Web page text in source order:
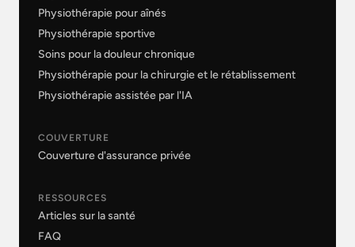
Physiothérapie pour aînés
Physiothérapie sportive
Soins pour la douleur chronique
Physiothérapie pour la chirurgie et le rétablissement
Physiothérapie assistée par l'IA
COUVERTURE
Couverture d'assurance privée
RESSOURCES
Articles sur la santé
FAQ